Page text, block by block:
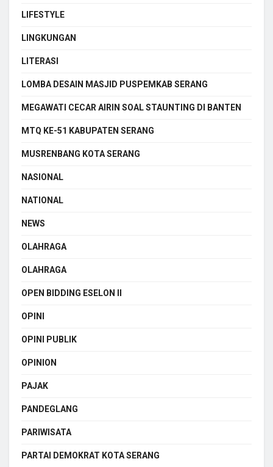
LIFESTYLE
LINGKUNGAN
LITERASI
LOMBA DESAIN MASJID PUSPEMKAB SERANG
MEGAWATI CECAR AIRIN SOAL STAUNTING DI BANTEN
MTQ KE-51 KABUPATEN SERANG
MUSRENBANG KOTA SERANG
NASIONAL
NATIONAL
NEWS
OLAHRAGA
OLAHRAGA
OPEN BIDDING ESELON II
OPINI
OPINI PUBLIK
OPINION
PAJAK
PANDEGLANG
PARIWISATA
PARTAI DEMOKRAT KOTA SERANG